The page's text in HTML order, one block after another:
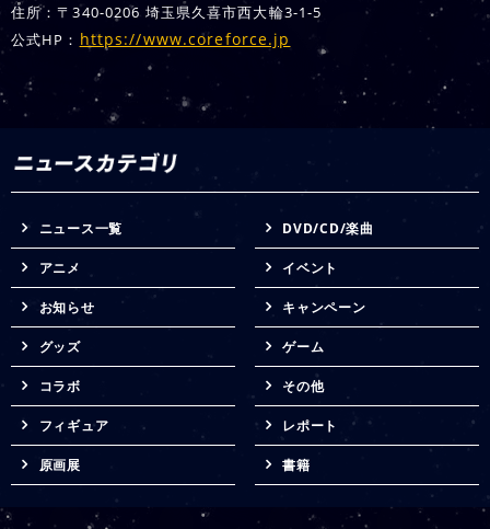
住所：〒340-0206 埼玉県久喜市西大輪3-1-5
公式HP： https://www.coreforce.jp
ニュース一覧 DVD/CD/楽曲
アニメ イベント
お知らせ キャンペーン
グッズ ゲーム
コラボ その他
フィギュア レポート
原画展 書籍